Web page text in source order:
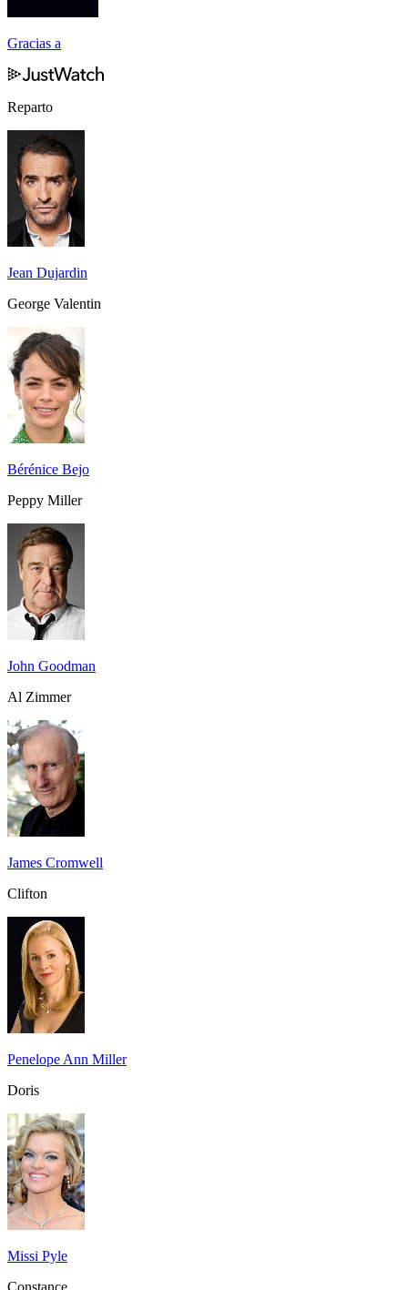
Gracias a
Reparto
Jean Dujardin
George Valentin
Bérénice Bejo
Peppy Miller
John Goodman
Al Zimmer
James Cromwell
Clifton
Penelope Ann Miller
Doris
Missi Pyle
Constance